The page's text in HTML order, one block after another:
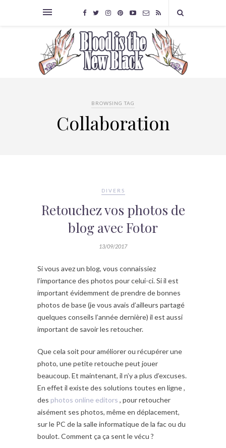
BROWSING TAG
Collaboration
DIVERS
Retouchez vos photos de
blog avec Fotor
13/09/2017
Si vous avez un blog, vous connaissiez
l’importance des photos pour celui-ci. Si il est
important évidemment de prendre de bonnes
photos de base (je vous avais d’ailleurs partagé
quelques conseils l’année dernière) il est aussi
important de savoir les retoucher.
Que cela soit pour améliorer ou récupérer une
photo, une petite retouche peut jouer
beaucoup. Et maintenant, il n’y a plus d’excuses.
En effet il existe des solutions toutes en ligne ,
des photos online editors , pour retoucher
aisément ses photos, même en déplacement,
sur le PC de la salle informatique de la fac ou du
boulot. Comment ça ça sent le vécu ?